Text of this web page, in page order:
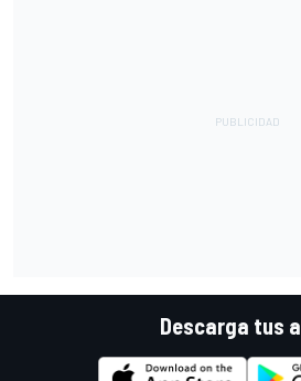
Descarga tus